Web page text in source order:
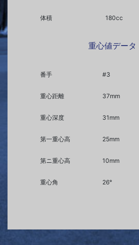
体積 180cc
重心値データ
番手 #3
重心距離 37mm
重心深度 31mm
第一重心高 25mm
第ニ重心高 10mm
重心角 26°